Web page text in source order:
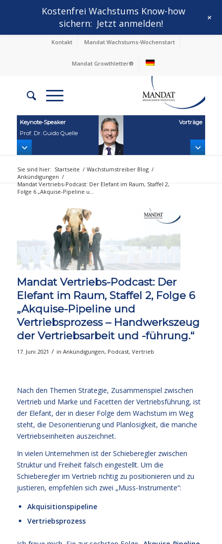
Kontakt Mandat Wachstums-Wochenstart
Mandat Growthletter®
Keynote‑Speaker
Prof. Dr. Guido Quelle
Vorträge
Sie sind hier: Startseite / Wachstumstreiber Blog /
Ankündigungen /
Mandat Vertriebs-Podcast: Der Elefant im Raum, Staffel 2,
Folge 6 „Akquise-Pipeline u...
Mandat Vertriebs-Podcast: Der
Elefant im Raum, Staffel 2, Folge 6
„Akquise-Pipeline und
Vertriebsprozess – Handwerkszeug
der Vertriebsarbeit und -führung.“
17. Juni 2021 / in Ankündigungen, Podcast, Vertrieb
Nach den Themen Strategie, Zusammenspiel zwischen
Vertrieb und Marke und Facetten der Vertriebsführung, ist
der Elefant, der in dieser Folge dem Wachstum im Weg
steht, die Desorientierung und Planlosigkeit, die manche
Vertriebseinheiten auszeichnet.
In vielen Unternehmen ist der Schieberegler zwischen
Struktur und Freiheit falsch eingestellt. Um die
Schieberegler im Vertrieb richtig zu positionieren und zu
justieren, empfehlen sich zwei „Muss-Instrumente“:
Akquisitionspipeline
Vertriebsprozess
Kostenfrei Wachstums Know-how
sichern: Jetzt anmelden! +